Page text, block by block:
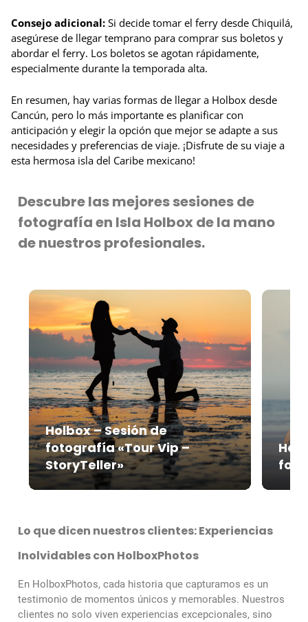
Consejo adicional: Si decide tomar el ferry desde Chiquilá,
asegúrese de llegar temprano para comprar sus boletos y
abordar el ferry. Los boletos se agotan rápidamente,
especialmente durante la temporada alta.
En resumen, hay varias formas de llegar a Holbox desde
Cancún, pero lo más importante es planificar con
anticipación y elegir la opción que mejor se adapte a sus
necesidades y preferencias de viaje. ¡Disfrute de su viaje a
esta hermosa isla del Caribe mexicano!
Descubre las mejores sesiones de
fotografía en Isla Holbox de la mano
de nuestros profesionales.
Holbox – Sesión de
fotografía «Tour Vip –
StoryTeller»
Lo que dicen nuestros clientes: Experiencias
Inolvidables con HolboxPhotos
En HolboxPhotos, cada historia que capturamos es un
testimonio de momentos únicos y memorables. Nuestros
clientes no solo viven experiencias excepcionales, sino